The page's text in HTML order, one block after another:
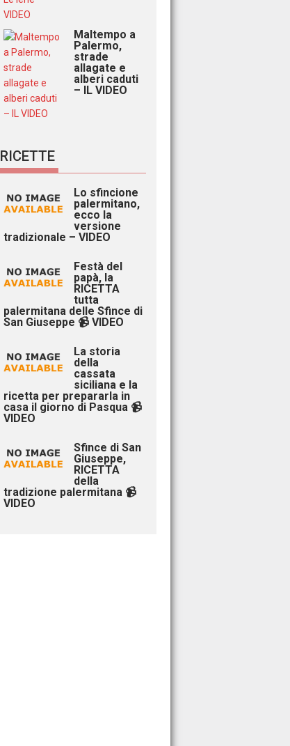
Maltempo a
Palermo,
strade
allagate e
alberi caduti
– IL VIDEO
RICETTE
Lo sfincione
palermitano,
ecco la
versione
tradizionale – VIDEO
Festà del
papà, la
RICETTA
tutta
palermitana delle Sfince di
San Giuseppe 📹 VIDEO
La storia
della
cassata
siciliana e la
ricetta per prepararla in
casa il giorno di Pasqua 📹
VIDEO
Sfince di San
Giuseppe,
RICETTA
della
tradizione palermitana 📹
VIDEO